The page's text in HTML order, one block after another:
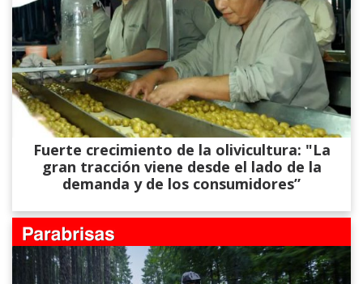
Fuerte crecimiento de la olivicultura: "La
gran tracción viene desde el lado de la
demanda y de los consumidores”